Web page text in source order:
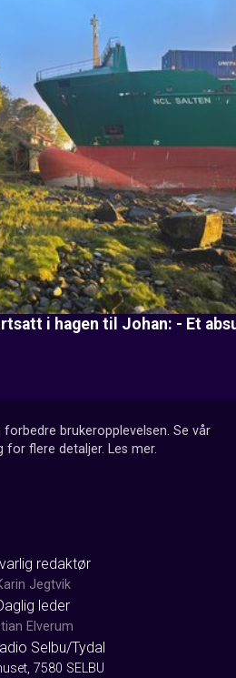
i hagen til Johan: - Et
brukeropplevelsen. Se vår
for flere detaljer. Les mer.
redaktør
Jegtvik
leder
Elverum
Selbu/Tydal
7580 SELBU